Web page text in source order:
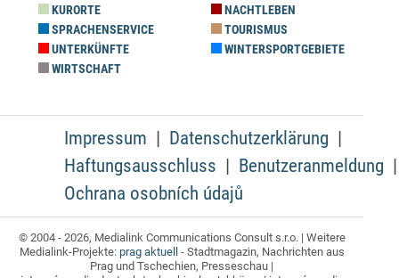
KURORTE
NACHTLEBEN
SPRACHENSERVICE
TOURISMUS
UNTERKÜNFTE
WINTERSPORTGEBIETE
WIRTSCHAFT
Impressum
Datenschutzerklärung
Haftungsausschluss
Benutzeranmeldung
Ochrana osobních údajů
© 2004 - 2026, Medialink Communications Consult s.r.o. | Weitere
Medialink-Projekte: prag aktuell - Stadtmagazin, Nachrichten aus
Prag und Tschechien, Presseschau |